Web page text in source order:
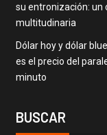
su entronización: un
multitudinaria
Dólar hoy y dólar
es el precio del
minuto
BUSCAR